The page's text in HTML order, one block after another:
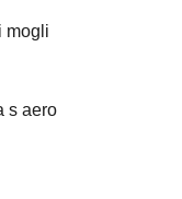
mogli
s aero